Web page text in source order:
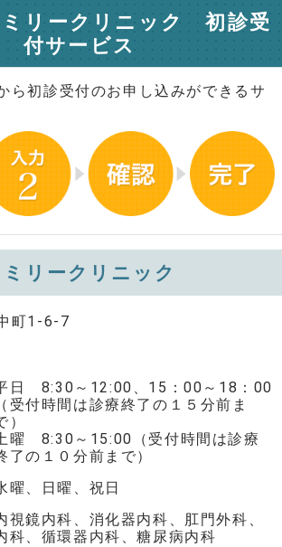
リークリニック 初診受
付サービス
ら初診受付のお申し込みができるサ
リークリニック
町1-6-7
日 8:30～12:00、15：00～18：00
（受付時間は診療終了の１５分前ま
）
曜 8:30～15:00（受付時間は診療
了の１０分前まで）
曜、日曜、祝日
視鏡内科、消化器内科、肛門外科、
科、循環器内科、糖尿病内科